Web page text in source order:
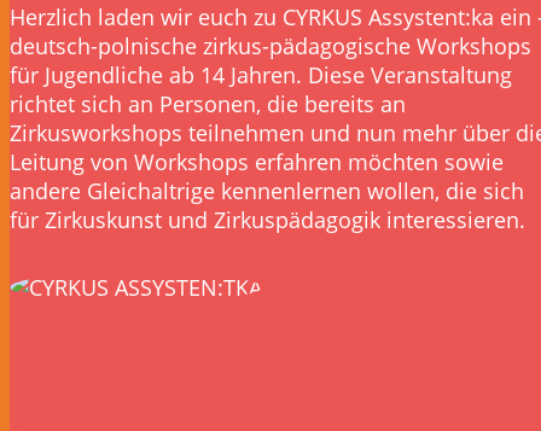
Herzlich laden wir euch zu CYRKUS Assystent:ka ein
deutsch-polnische zirkus-pädagogische Workshops
für Jugendliche ab 14 Jahren. Diese Veranstaltung
richtet sich an Personen, die bereits an
Zirkusworkshops teilnehmen und nun mehr über
Leitung von Workshops erfahren möchten sowie
andere Gleichaltrige kennenlernen wollen, die sich
für Zirkuskunst und Zirkuspädagogik interessieren.